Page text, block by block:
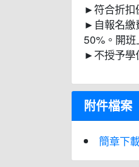
►符合折扣
►自報名繳
50%。開班
►不授予學
附件檔案
簡章下